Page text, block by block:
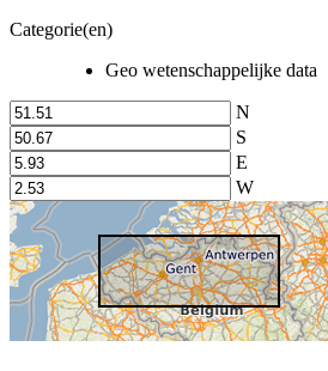
Categorie(en)
Geo wetenschappelijke data
N
S
E
W